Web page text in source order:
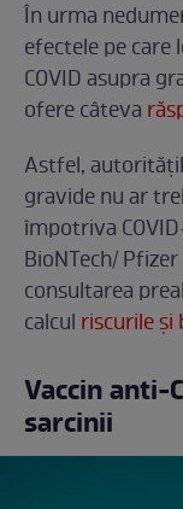
În urma
efectele pe
COVID asupra
ofere câteva
Astfel,
gravide nu ar
împotriva
BioNTech/
consultarea
calcul riscurile și
Vaccin anti-
sarcinii